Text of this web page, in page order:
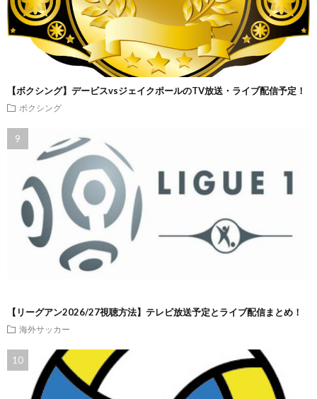
【ボクシング】デービスvsジェイクポールのTV放送・ライブ配信予定！
ボクシング
【リーグアン2026/27視聴方法】テレビ放送予定とライブ配信まとめ！
海外サッカー